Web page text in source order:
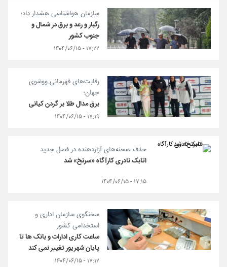
سازمان هواشناسی هشدار داد؛
رگبار و رعد و برق در شمال و
جنوب کشور
۱۷:۲۲ - ۱۴۰۴/۰۶/۱۵
رقابت‌های قهرمانی ووشوی
جهان؛
برق مدال طلا بر گردن کیانی
۱۷:۱۹ - ۱۴۰۴/۰۶/۱۵
حذف صحنه‌های آزاردهنده در فصل جدید
اتابک نادری کارآگاه «سرنخ» شد
۱۷:۱۵ - ۱۴۰۴/۰۶/۱۵
سخنگوی سازمان اداری و
استخدامی کشور
ساعت کاری ادارات و بانک ها تا
پایان شهریور تغییر نمی کند
۱۷:۱۲ - ۱۴۰۴/۰۶/۱۵